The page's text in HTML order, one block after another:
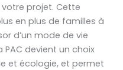
projet. Cette
en plus de familles à
d’un mode de vie
PAC devient un choix
et écologie, et permet